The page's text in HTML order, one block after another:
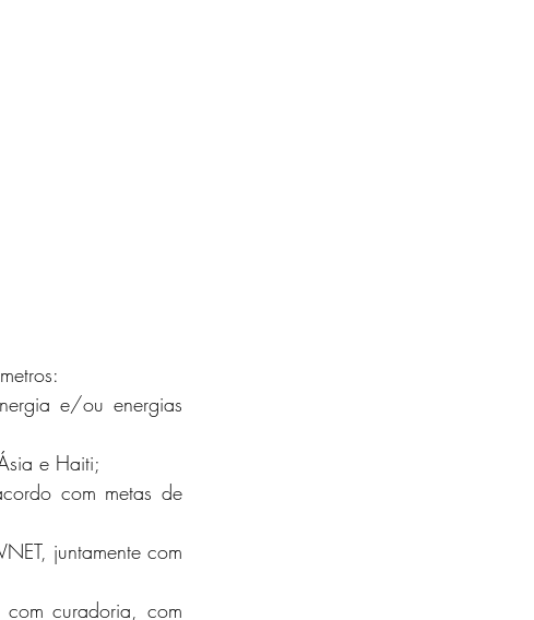
e/ou energias
e Haiti;
com metas de
juntamente com
com curadoria, com